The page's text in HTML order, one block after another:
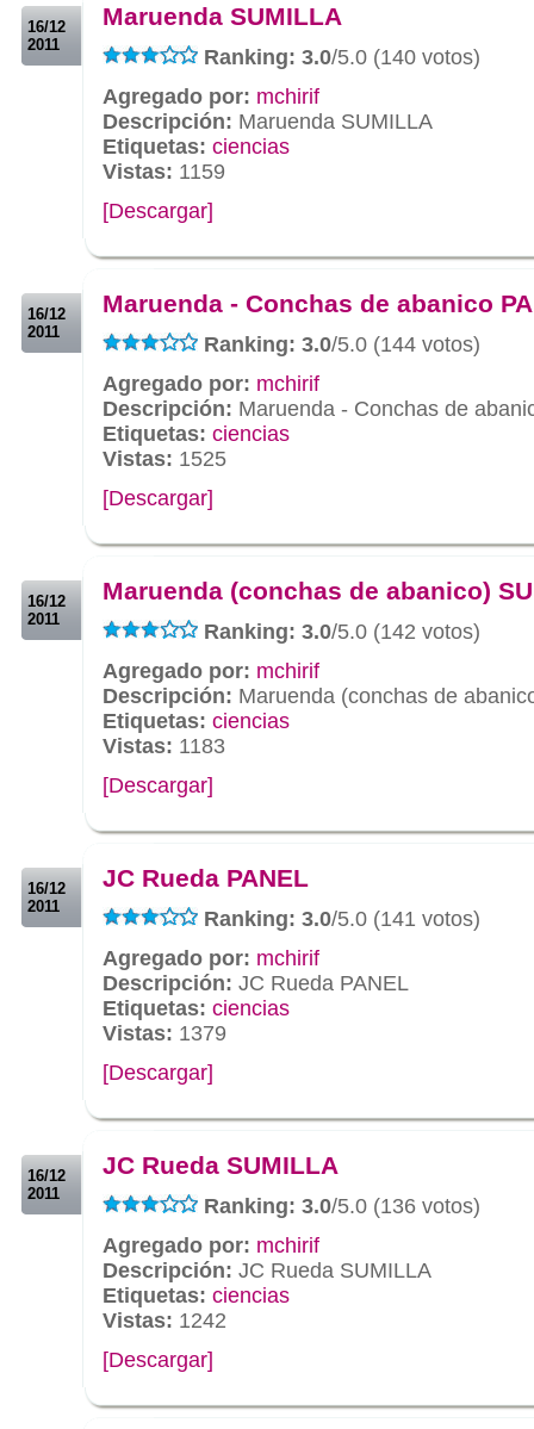
16/12
2011
Maruenda SUMILLA
Ranking: 3.0/5.0 (140 votos)
Agregado por: mchirif
Descripción: Maruenda SUMILLA
Etiquetas: ciencias
Vistas: 1159
[Descargar]
16/12
2011
Maruenda - Conchas de abanico
Ranking: 3.0/5.0 (144 votos)
Agregado por: mchirif
Descripción: Maruenda - Conchas de
Etiquetas: ciencias
Vistas: 1525
[Descargar]
16/12
2011
Maruenda (conchas de abanico)
Ranking: 3.0/5.0 (142 votos)
Agregado por: mchirif
Descripción: Maruenda (conchas de
Etiquetas: ciencias
Vistas: 1183
[Descargar]
16/12
2011
JC Rueda PANEL
Ranking: 3.0/5.0 (141 votos)
Agregado por: mchirif
Descripción: JC Rueda PANEL
Etiquetas: ciencias
Vistas: 1379
[Descargar]
16/12
2011
JC Rueda SUMILLA
Ranking: 3.0/5.0 (136 votos)
Agregado por: mchirif
Descripción: JC Rueda SUMILLA
Etiquetas: ciencias
Vistas: 1242
[Descargar]